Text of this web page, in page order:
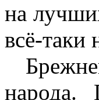
на
всё-таки
народа.